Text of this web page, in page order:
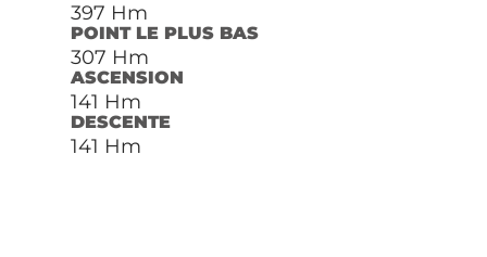
397 Hm
POINT LE PLUS BAS
307 Hm
ASCENSION
141 Hm
DESCENTE
141 Hm